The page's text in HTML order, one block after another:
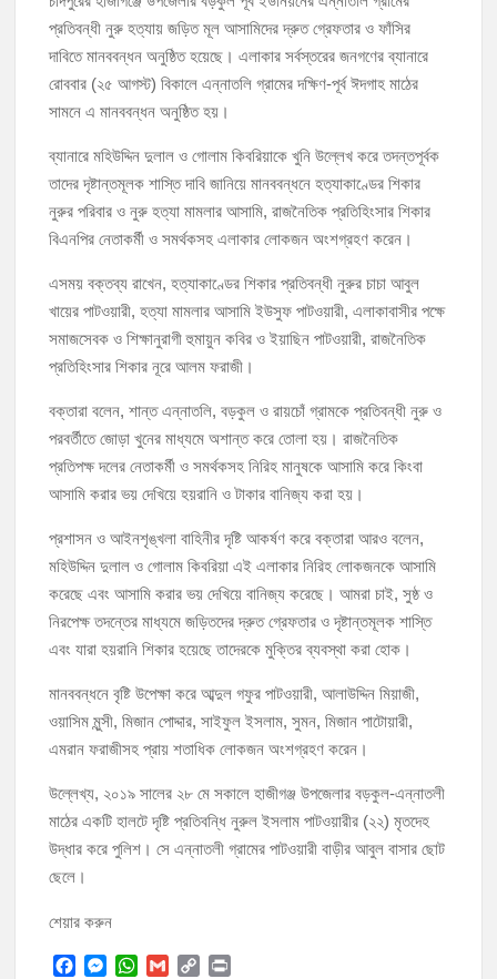
চাঁদপুর-৫ আসনের সাবেক এমপি এম এ মতিনের কবর জিয়ারত করলেন সম্ভাব্য মেয়র
প্রার্থী অ্যাডভোকেট ওমর ফারুক খান টিটু
হাইমচরের হালিম চত্বরের দোকান উচ্ছেদ, ১০ হাজার টাকা জরিমানা
মঞ্চে নয়, নেতাকর্মীদের সারিতে বসে মতবিনিময় করলেন শিক্ষামন্ত্রী আ,ন,ম এহসানুল
হক মিলন
চাঁদপুর জেলা বিএনপির সিনিয়র সহ-সভাপতি মাহবুব আনোয়ার বাবলুর মৃত্যুতে স্মরণ
সভা ও দোয়া মাহফিল
প্রতিবন্ধী নুরু হত্যায় জড়িত মূল আসামিদের দ্রুত গ্রেফতার ও ফাঁসির
দাবিতে মানববন্ধন অনুষ্ঠিত হয়েছে। এলাকার সর্বস্তরের জনগণের ব্যানারে
রোববার (২৫ আগস্ট) বিকালে এন্নাতলি গ্রামের দক্ষিণ-পূর্ব ঈদগাহ মাঠের
সামনে এ মানববন্ধন অনুষ্ঠিত হয়।
ব্যানারে মহিউদ্দিন দুলাল ও গোলাম কিবরিয়াকে খুনি উল্লেখ করে তদন্তপূর্বক
তাদের দৃষ্টান্তমূলক শাস্তি দাবি জানিয়ে মানববন্ধনে হত্যাকাণ্ডের শিকার
নুরুর পরিবার ও নুরু হত্যা মামলার আসামি, রাজনৈতিক প্রতিহিংসার শিকার
বিএনপির নেতাকর্মী ও সমর্থকসহ এলাকার লোকজন অংশগ্রহণ করেন।
এসময় বক্তব্য রাখেন, হত্যাকাণ্ডের শিকার প্রতিবন্ধী নুরুর চাচা আবুল
খায়ের পাটওয়ারী, হত্যা মামলার আসামি ইউসুফ পাটওয়ারী, এলাকাবাসীর পক্ষে
সমাজসেবক ও শিক্ষানুরাগী হুমায়ুন কবির ও ইয়াছিন পাটওয়ারী, রাজনৈতিক
প্রতিহিংসার শিকার নূরে আলম ফরাজী।
বক্তারা বলেন, শান্ত এন্নাতলি, বড়কুল ও রায়চোঁ গ্রামকে প্রতিবন্ধী নুরু ও
পরবর্তীতে জোড়া খুনের মাধ্যমে অশান্ত করে তোলা হয়। রাজনৈতিক
প্রতিপক্ষ দলের নেতাকর্মী ও সমর্থকসহ নিরিহ মানুষকে আসামি করে কিংবা
আসামি করার ভয় দেখিয়ে হয়রানি ও টাকার বানিজ্য করা হয়।
প্রশাসন ও আইনশৃঙ্খলা বাহিনীর দৃষ্টি আকর্ষণ করে বক্তারা আরও বলেন,
মহিউদ্দিন দুলাল ও গোলাম কিবরিয়া এই এলাকার নিরিহ লোকজনকে আসামি
করেছে এবং আসামি করার ভয় দেখিয়ে বানিজ্য করেছে। আমরা চাই, সুষ্ঠ ও
নিরপেক্ষ তদন্তের মাধ্যমে জড়িতদের দ্রুত গ্রেফতার ও দৃষ্টান্তমূলক শাস্তি
এবং যারা হয়রানি শিকার হয়েছে তাদেরকে মুক্তির ব্যবস্থা করা হোক।
মানববন্ধনে বৃষ্টি উপেক্ষা করে আব্দুল গফুর পাটওয়ারী, আলাউদ্দিন মিয়াজী,
ওয়াসিম মুন্সী, মিজান পোদ্দার, সাইফুল ইসলাম, সুমন, মিজান পাটোয়ারী,
এমরান ফরাজীসহ প্রায় শতাধিক লোকজন অংশগ্রহণ করেন।
উল্লেখ্য, ২০১৯ সালের ২৮ মে সকালে হাজীগঞ্জ উপজেলার বড়কুল-এন্নাতলী
মাঠের একটি হালটে দৃষ্টি প্রতিবন্ধি নুরুল ইসলাম পাটওয়ারীর (২২) মৃতদেহ
উদ্ধার করে পুলিশ। সে এন্নাতলী গ্রামের পাটওয়ারী বাড়ীর আবুল বাসার ছোট
ছেলে।
শেয়ার করুন
M
W
G
C